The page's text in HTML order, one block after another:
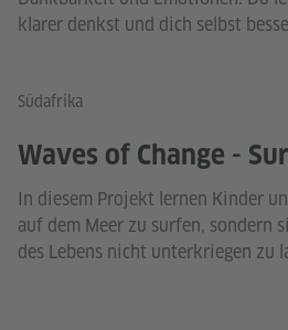
klarer denkst und dich selbst
Südafrika
Waves of Change -
In diesem Projekt lernen Kinder
auf dem Meer zu surfen, sondern
des Lebens nicht unterkriegen zu